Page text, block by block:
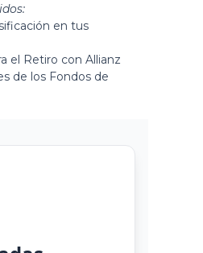
en tus
el Retiro con Allianz
de los Fondos de